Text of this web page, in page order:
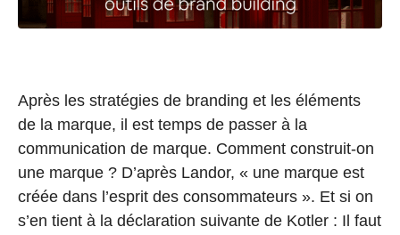
Après les stratégies de branding et les éléments
de la marque, il est temps de passer à la
communication de marque. Comment construit-on
une marque ? D’après Landor, « une marque est
créée dans l’esprit des consommateurs ». Et si on
s’en tient à la déclaration suivante de Kotler : Il faut